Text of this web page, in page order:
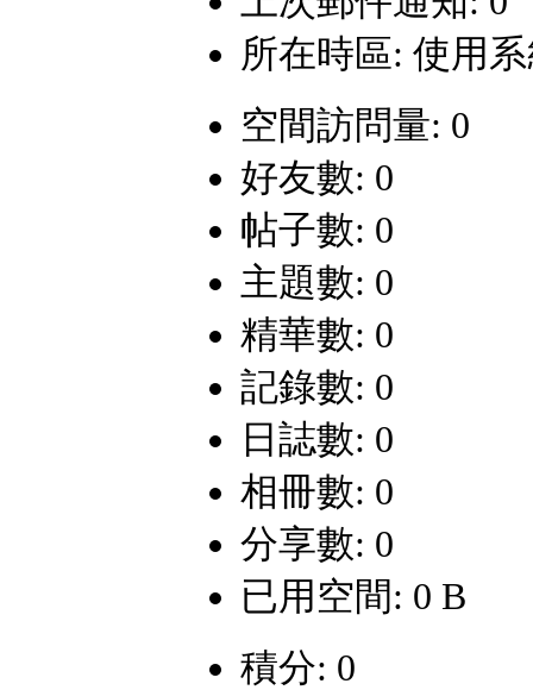
所在時區: 使用
空間訪問量: 0
好友數: 0
帖子數: 0
主題數: 0
精華數: 0
記錄數: 0
日誌數: 0
相冊數: 0
分享數: 0
已用空間: 0 B
積分: 0